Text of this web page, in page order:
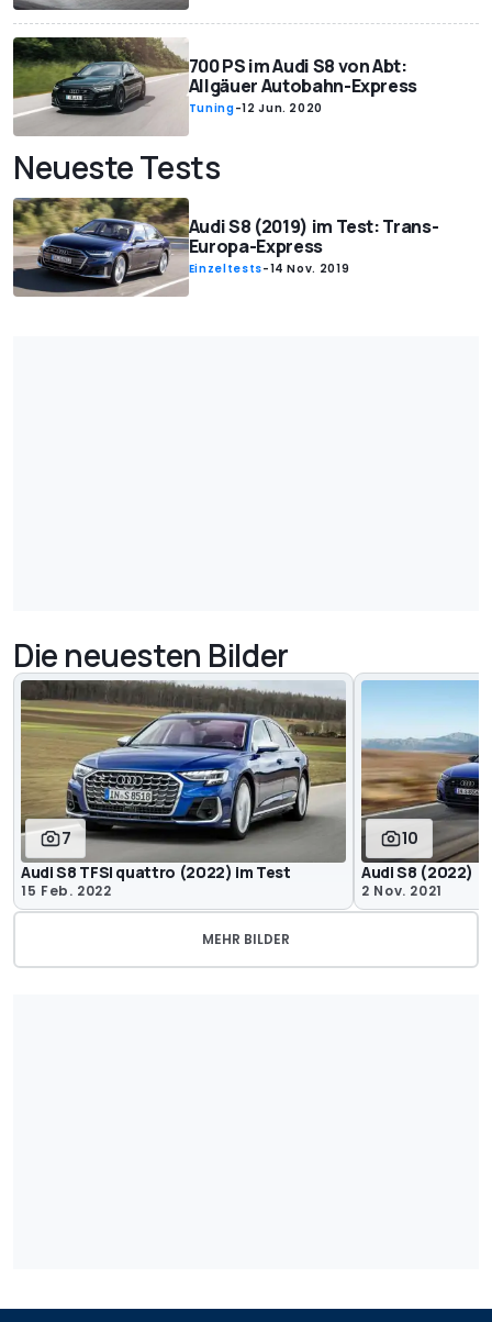
700 PS im Audi S8 von Abt:
Allgäuer Autobahn-Express
Tuning-12 Jun. 2020
Neueste Tests
Audi S8 (2019) im Test: Trans-
Europa-Express
Einzeltests-14 Nov. 2019
Die neuesten Bilder
7
Audi S8 TFSI quattro (2022) im Test
15 Feb. 2022
10
Audi S8 (2022)
2 Nov. 2021
MEHR BILDER